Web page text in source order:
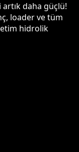
daha güçlü!
loader ve tüm
hidrolik